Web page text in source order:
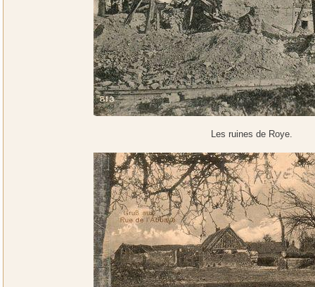
Les ruines de Roye.